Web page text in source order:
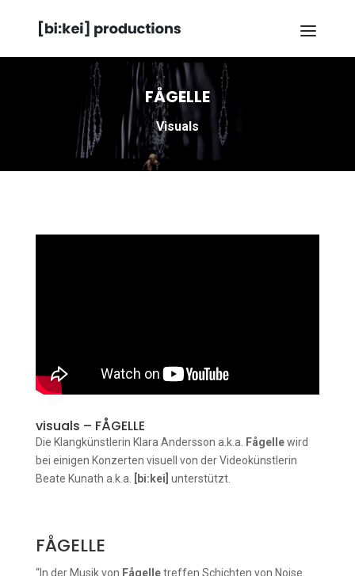
FÅGELLE
Visuals
visuals – FÅGELLE
Die Klangkünstlerin Klara Andersson a.k.a. Fågellewird
bei einigen Konzerten visuell von der Videokünstlerin
Beate Kunath a.k.a.
[bi:kei] unterstützt.
FÅGELLE
“In der Musik von Fågelletreffen Schichten von Noise